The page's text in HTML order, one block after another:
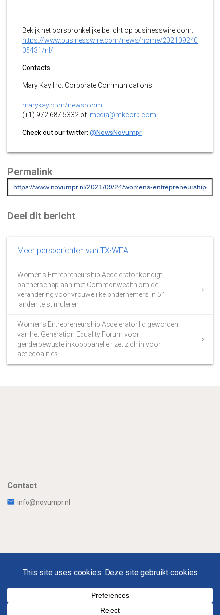
Bekijk het oorspronkelijke bericht op businesswire.com:
https://www.businesswire.com/news/home/202109240
05431/nl/
Contacts
Mary Kay Inc. Corporate Communications
marykay.com/newsroom
(+1) 972.687.5332 of media@mkcorp.com
Check out our twitter: @NewsNovumpr
Permalink
Deel dit bericht
Meer persberichten van TX-WEA
Women’s Entrepreneurship Accelerator kondigt
partnerschap aan met Commonwealth om de
verandering voor vrouwelijke ondernemers in 54
landen te stimuleren
Women’s Entrepreneurship Accelerator lid geworden
van het Generation Equality Forum voor
genderbewuste inkooppanel en zet zich in voor
actiecoalities
Contact
info@novumpr.nl
Novumpr © 2025